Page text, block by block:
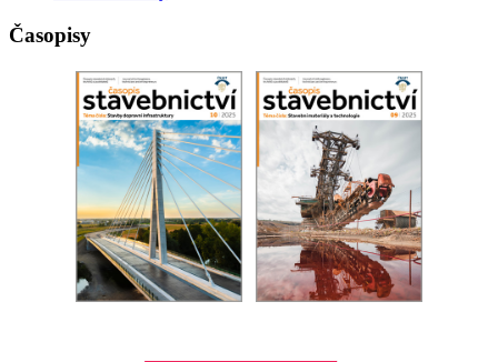
Časopisy